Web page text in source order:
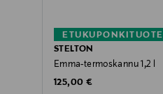
ETUKUPONKITUOTE
STELTON
Emma-termoskannu 1,2 l
Original Price
125,00 €